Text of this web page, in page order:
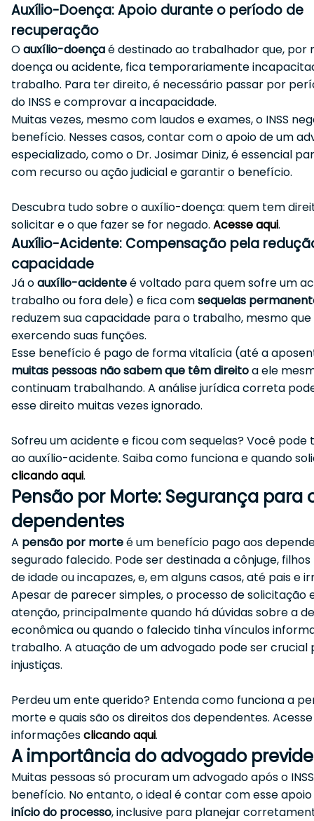
Auxílio-Doença: Apoio durante o período de
recuperação
Oauxílio-doençaé destinado ao trabalhador que, por
doença ou acidente, fica temporariamente
trabalho. Para ter direito, é necessário passar por
do INSS e comprovar a incapacidade.
Muitas vezes, mesmo com laudos e exames, o INSS
benefício. Nesses casos, contar com o apoio de um
especializado, como o Dr. Josimar Diniz, é essencial
com recurso ou ação judicial e garantir o benefício.
Descubra tudo sobre o auxílio-doença: quem tem
solicitar e o que fazer se for negado. Acesse aqui.
Auxílio-Acidente: Compensação pela
capacidade
Já oauxílio-acidenteé voltado para quem sofre um
trabalho ou fora dele) e fica comsequelas
reduzem sua capacidade para o trabalho, mesmo
exercendo suas funções.
Esse benefício é pago de forma vitalícia (até a
muitas pessoas não sabem que têm direitoa ele
continuam trabalhando. A análise jurídica correta
esse direito muitas vezes ignorado.
Sofreu um acidente e ficou com sequelas? Você pode
ao auxílio-acidente. Saiba como funciona e quando
clicando aqui.
Pensão por Morte: Segurança para
dependentes
A pensão por morteé um benefício pago aos
segurado falecido. Pode ser destinada a cônjuge,
de idade ou incapazes, e, em alguns casos, até pais e
Apesar de parecer simples, o processo de solicitação
atenção, principalmente quando há dúvidas sobre a
econômica ou quando o falecido tinha vínculos
trabalho. A atuação de um advogado pode ser crucial
injustiças.
Perdeu um ente querido? Entenda como funciona a
morte e quais são os direitos dos dependentes.
informaçõesclicando aqui.
A importância do advogado
Muitas pessoas só procuram um advogado após o
benefício. No entanto, o ideal é contar com esse apoio
início do processo, inclusive para planejar